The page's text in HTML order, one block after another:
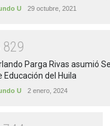
U 29 octubre, 2021
829
Parga Rivas asumió
Educación del Huila
U 2 enero, 2024